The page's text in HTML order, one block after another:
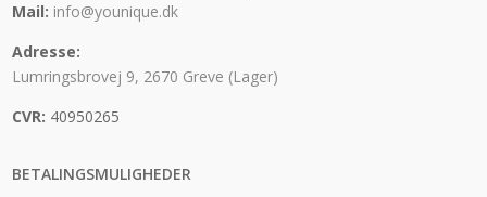
Mail: info@younique.dk
Adresse:
Lumringsbrovej 9, 2670 Greve (Lager)
CVR: 40950265
BETALINGSMULIGHEDER